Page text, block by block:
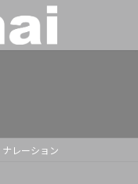
ナレーション